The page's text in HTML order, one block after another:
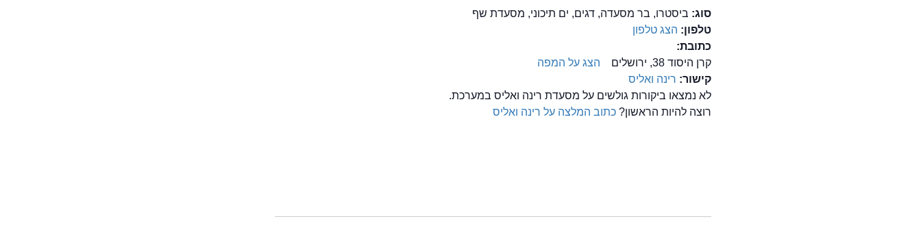
סוג: ביסטרו, בר מסעדה, דגים, ים תיכוני, מסעדת שף
טלפון: הצג טלפון
כתובת:
קרן היסוד 38, ירושלים
הצג על המפה
קישור: רינה ואליס
לא נמצאו ביקורות גולשים על מסעדת רינה ואליס במערכת.
רוצה להיות הראשון?כתוב המלצה על רינה ואליס